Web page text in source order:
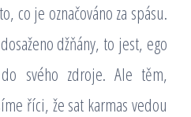
co je označováno za spásu.
džňány, to jest, ego
svého zdroje. Ale těm,
říci, že sat karmas vedou